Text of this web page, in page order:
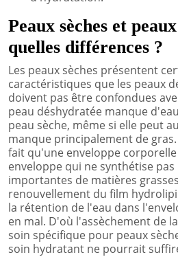
Peaux sèches et
quelles différences ?
Les peaux sèches présentent
caractéristiques que les peaux
doivent pas être confondues
peau déshydratée manque
peau sèche, même si elle peut
manque principalement de
fait qu'une enveloppe
enveloppe qui ne synthétise
importantes de matières
renouvellement du film
la rétention de l'eau dans
en mal. D'où l'assèchement de
soin spécifique pour peaux
soin hydratant ne pourrait